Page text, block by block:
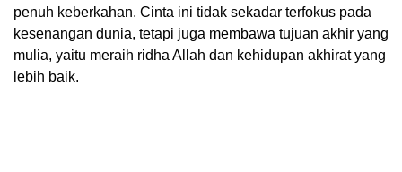
penuh keberkahan. Cinta ini tidak sekadar terfokus pada
kesenangan dunia, tetapi juga membawa tujuan akhir yang
mulia, yaitu meraih ridha Allah dan kehidupan akhirat yang
lebih baik.